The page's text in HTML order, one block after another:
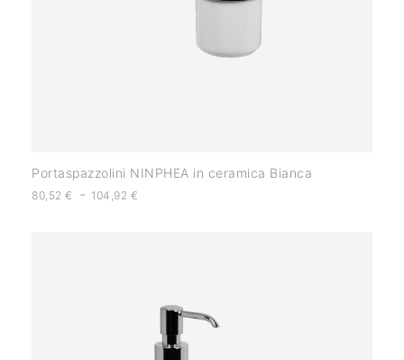
Portaspazzolini NINPHEA in ceramica Bianca
80,52 € - 104,92 €